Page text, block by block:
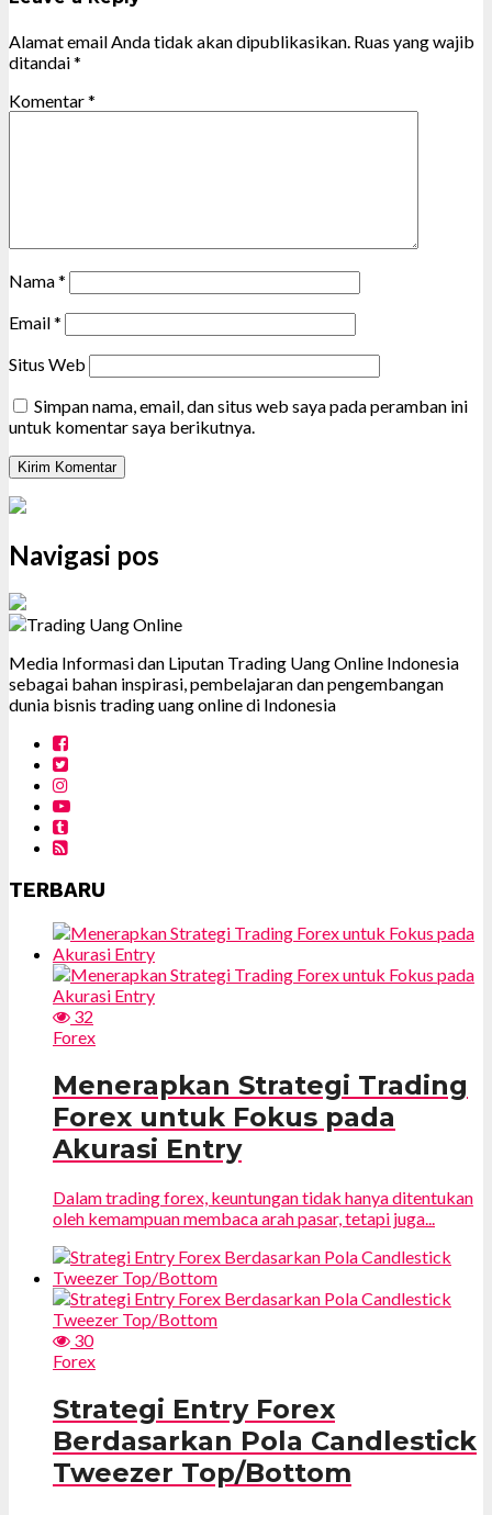
Alamat email Anda tidak akan dipublikasikan. Ruas yang wajib
ditandai*
Komentar*
Nama*
Email*
Situs Web
Simpan nama, email, dan situs web saya pada peramban ini
untuk komentar saya berikutnya.
Navigasi pos
Media Informasi dan Liputan Trading Uang Online Indonesia
sebagai bahan inspirasi, pembelajaran dan pengembangan
dunia bisnis trading uang online di Indonesia
TERBARU
32
Forex
Menerapkan Strategi Trading
Forex untuk Fokus pada
Akurasi Entry
Dalam trading forex, keuntungan tidak hanya ditentukan
oleh kemampuan membaca arah pasar, tetapi juga...
30
Forex
Strategi Entry Forex
Berdasarkan Pola Candlestick
Tweezer Top/Bottom